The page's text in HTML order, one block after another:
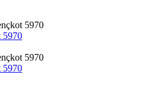
5970
5970